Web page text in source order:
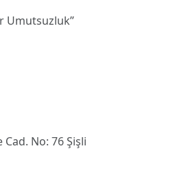
Umutsuzluk”
No: 76 Şişli